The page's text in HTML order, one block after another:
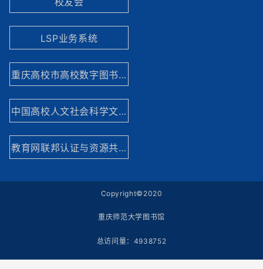
LSP业务系统
重庆高校市高校数字图书馆
中国高校人文社会科学文献中心
教育网联邦认证与资源共享基础设施网站
Copyright©2020
重庆师范大学图书馆
总访问量： 4938752